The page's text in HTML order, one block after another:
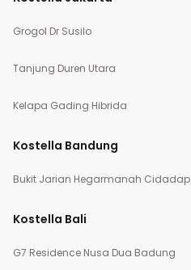
Grogol Dr Susilo
Tanjung Duren Utara
Kelapa Gading Hibrida
Kostella Bandung
Bukit Jarian Hegarmanah Cidadap
Kostella Bali
G7 Residence Nusa Dua Badung